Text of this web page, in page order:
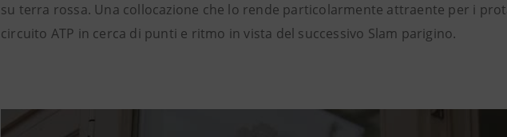
su terra rossa. Una collocazione che lo rende particolarmente attraente per i
circuito ATP in cerca di punti e ritmo in vista del successivo Slam parigino.